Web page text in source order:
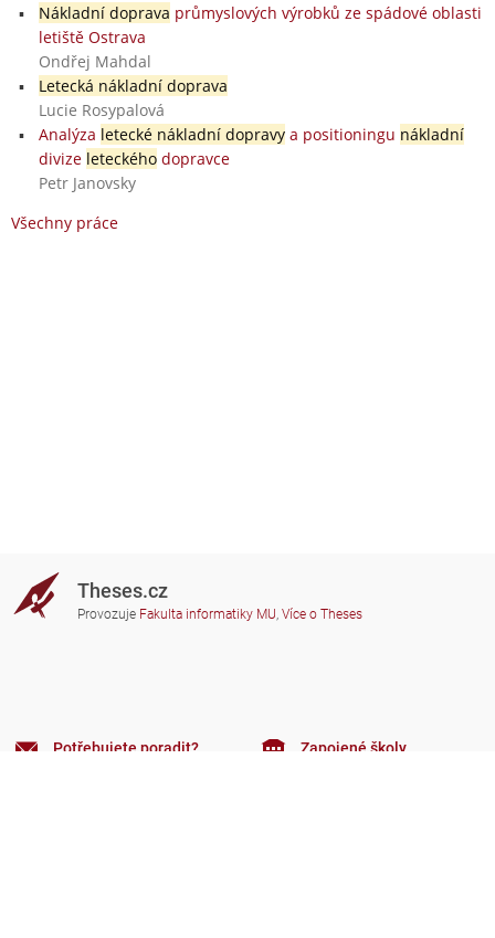
Nákladní doprava průmyslových výrobků ze spádové oblasti
letiště Ostrava
Ondřej Mahdal
Letecká nákladní doprava
Lucie Rosypalová
Analýza letecké nákladní dopravya positioningu nákladní
divize leteckéhodopravce
Petr Janovsky
Všechny práce
Theses.cz
Provozuje Fakulta informatiky MU, Více o Theses
Potřebujete poradit? Zapojené školy